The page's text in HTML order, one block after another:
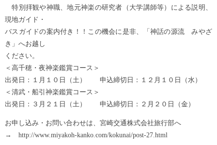
特別拝観や神職、地元神楽の研究者（大学講師等）による説明、
現地ガイド・
バスガイドの案内付き！！この機会に是非、「神話の源流 みやざ
き」へお越し
ください。
＜高千穂・夜神楽鑑賞コース＞
出発日：１月１０日（土） 申込締切日：１２月１０日（水）
＜清武・船引神楽鑑賞コース＞
出発日：３月２１日（土） 申込締切日：２月２０日（金）
お申し込み・お問い合わせは、宮崎交通株式会社旅行部へ
→ http://www.miyakoh-kanko.com/kokunai/post-27.html